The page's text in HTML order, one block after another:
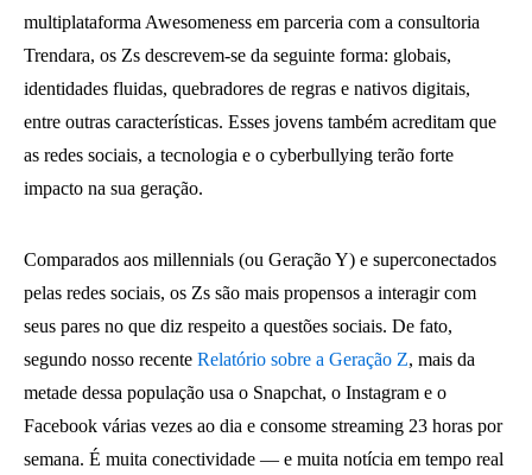
multiplataforma Awesomeness em parceria com a consultoria
Trendara, os Zs descrevem-se da seguinte forma: globais,
identidades fluidas, quebradores de regras e nativos digitais,
entre outras características. Esses jovens também acreditam que
as redes sociais, a tecnologia e o cyberbullying terão forte
impacto na sua geração.
Comparados aos millennials (ou Geração Y) e superconectados
pelas redes sociais, os Zs são mais propensos a interagir com
seus pares no que diz respeito a questões sociais. De fato,
segundo nosso recente Relatório sobre a Geração Z, mais da
metade dessa população usa o Snapchat, o Instagram e o
Facebook várias vezes ao dia e consome streaming 23 horas por
semana. É muita conectividade — e muita notícia em tempo real